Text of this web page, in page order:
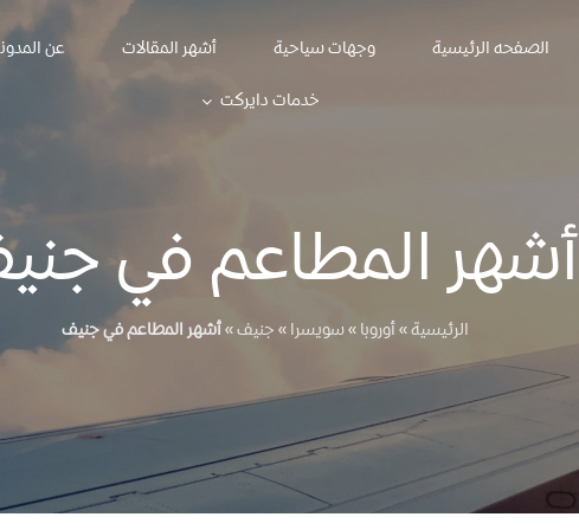
الصفحه الرئيسية وجهات سياحية أشهر المقالات
عن
خدمات دايركت
أشهر المطاعم في
الرئيسية»أوروبا»سويسرا»جنيف»أشهر المطاعم في جنيف